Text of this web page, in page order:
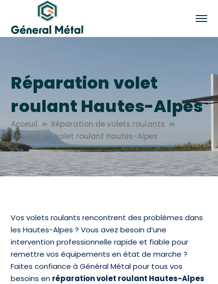
Réparation volet
roulant Hautes-Alpes
Acceuil
Réparation de volets roulants
Réparation volet roulant Hautes-Alpes
Vos volets roulants rencontrent des problèmes dans
les Hautes-Alpes ? Vous avez besoin d’une
intervention professionnelle rapide et fiable pour
remettre vos équipements en état de marche ?
Faites confiance à Général Métal pour tous vos
besoins en réparation volet roulant Hautes-Alpes